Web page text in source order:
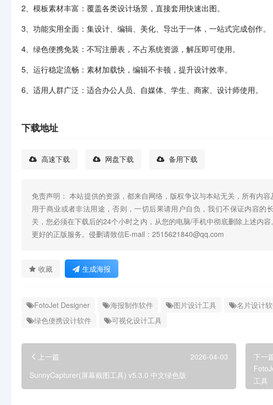
2、模板素材丰富：覆盖各类设计场景，直接套用快速出图。
3、功能实用全面：集设计、编辑、美化、导出于一体，一站式完成创作。
4、绿色便携免装：不写注册表，不占系统资源，解压即可使用。
5、运行稳定流畅：素材加载快，编辑不卡顿，提升设计效率。
6、适用人群广泛：适合办公人员、自媒体、学生、商家、设计师使用。
下载地址
高速下载 网盘下载 备用下载
免责声明： 本站提供的资源，都来自网络，版权争议与本站无关，所有内
用于商业或者非法用途，否则，一切后果请用户自负，我们不保证内容的
关，您必须在下载后的24个小时之内，从您的电脑/手机中彻底删除上述内
更好的正版服务。侵删请致信E-mail：2515621840@qq.com
收藏 生成海报
FotoJet Designer 海报制作软件 图片设计工具 名片设计
绿色便携设计软件
可视化设计工具
上一篇
2026-04-03
SunnyCapturer(屏幕截图工具) v5.3.0 中文绿色版
下一
工具